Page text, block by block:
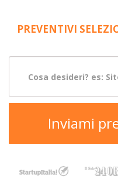
PREVENTIVI
Inviami